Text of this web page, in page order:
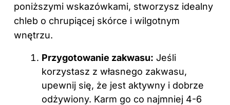
poniższymi wskazówkami, stworzysz idealny
chleb o chrupiącej skórce i wilgotnym
wnętrzu.
Przygotowanie zakwasu: Jeśli
korzystasz z własnego zakwasu,
upewnij się, że jest aktywny i dobrze
odżywiony. Karm go co najmniej 4-6